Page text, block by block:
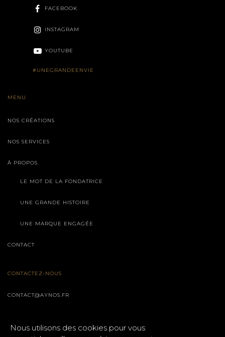
FACEBOOK
INSTAGRAM
YOUTUBE
#UNEGRANDEENVIE
MENU
NOS CRÉATIONS
NOS SERVICES
À PROPOS
LE MOT DE LA FONDATRICE
UNE GRANDE HISTOIRE
UNE MARQUE ENGAGÉE
CONTACT
CONTACTEZ-NOUS
CONTACT@AYNOS.FR
Nous utilisons des cookies pour vous